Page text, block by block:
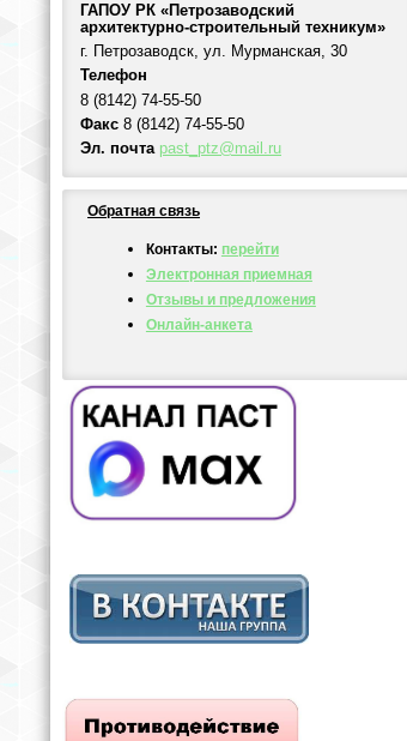
ГАПОУ РК «Петрозаводский
архитектурно-строительный техникум»
г. Петрозаводск, ул. Мурманская, 30
Телефон
8 (8142) 74-55-50
Факс 8 (8142) 74-55-50
Эл. почта past_ptz@mail.ru
Обратная связь
Контакты: перейти
Электронная приемная
Отзывы и предложения
Онлайн-анкета